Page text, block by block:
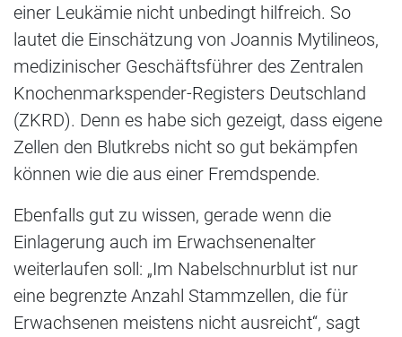
einer Leukämie nicht unbedingt hilfreich. So
lautet die Einschätzung von Joannis Mytilineos,
medizinischer Geschäftsführer des Zentralen
Knochenmarkspender-Registers Deutschland
(ZKRD). Denn es habe sich gezeigt, dass eigene
Zellen den Blutkrebs nicht so gut bekämpfen
können wie die aus einer Fremdspende.
Ebenfalls gut zu wissen, gerade wenn die
Einlagerung auch im Erwachsenenalter
weiterlaufen soll: „Im Nabelschnurblut ist nur
eine begrenzte Anzahl Stammzellen, die für
Erwachsenen meistens nicht ausreicht“, sagt